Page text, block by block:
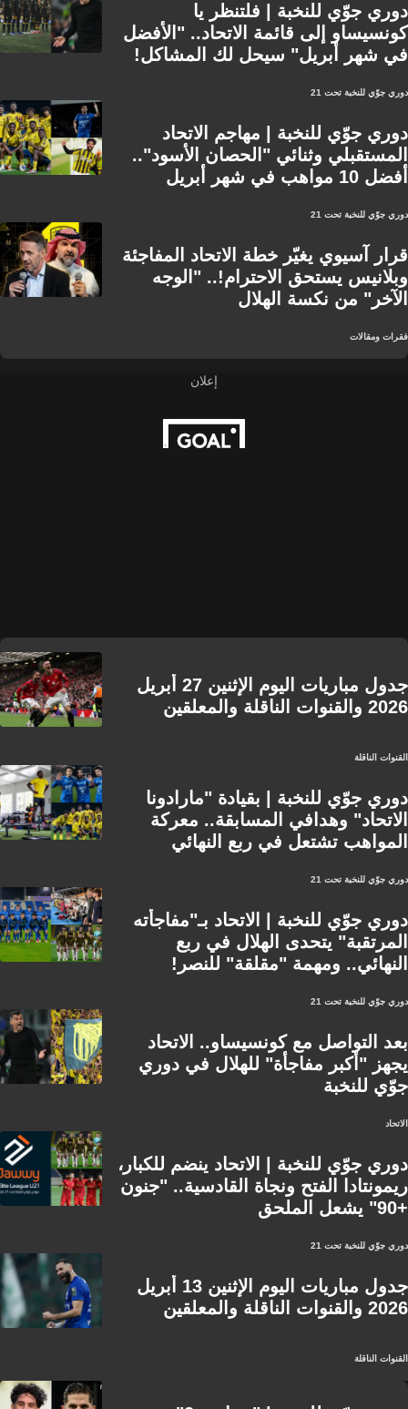
دوري جوّي للنخبة | فلتنظر يا
كونسيساو إلى قائمة الاتحاد.. "الأفضل
في شهر أبريل" سيحل لك المشاكل!
دوري جوّي للنخبة تحت 21
دوري جوّي للنخبة | مهاجم الاتحاد
المستقبلي وثنائي "الحصان الأسود"..
أفضل 10 مواهب في شهر أبريل
دوري جوّي للنخبة تحت 21
قرار آسيوي يغيّر خطة الاتحاد المفاجئة
وبلانيس يستحق الاحترام!.. "الوجه
الآخر" من نكسة الهلال
فقرات ومقالات
جدول مباريات اليوم الإثنين 27 أبريل
2026 والقنوات الناقلة والمعلقين
القنوات الناقلة
دوري جوّي للنخبة | بقيادة "مارادونا
الاتحاد" وهدافي المسابقة.. معركة
المواهب تشتعل في ربع النهائي
دوري جوّي للنخبة تحت 21
دوري جوّي للنخبة | الاتحاد بـ"مفاجأته
المرتقبة" يتحدى الهلال في ربع
النهائي.. ومهمة "مقلقة" للنصر!
دوري جوّي للنخبة تحت 21
بعد التواصل مع كونسيساو.. الاتحاد
يجهز "أكبر مفاجأة" للهلال في دوري
جوّي للنخبة
الاتحاد
دوري جوّي للنخبة | الاتحاد ينضم للكبار،
ريمونتادا الفتح ونجاة القادسية.. "جنون
+90" يشعل الملحق
دوري جوّي للنخبة تحت 21
جدول مباريات اليوم الإثنين 13 أبريل
2026 والقنوات الناقلة والمعلقين
القنوات الناقلة